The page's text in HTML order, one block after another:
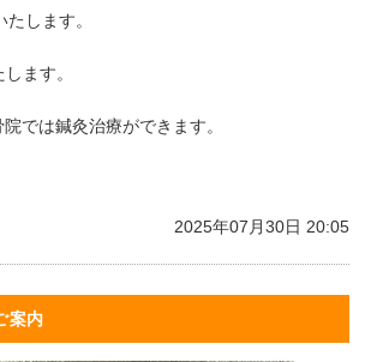
します。
ます。
では鍼灸治療ができます。
2025年07月30日 20:05
案内